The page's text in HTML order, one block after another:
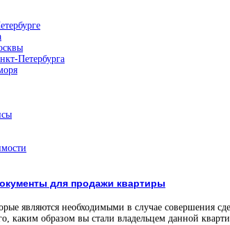
Петербурга
для продажи квартиры
являются необходимыми в случае совершения
каким образом вы стали владельцем данной